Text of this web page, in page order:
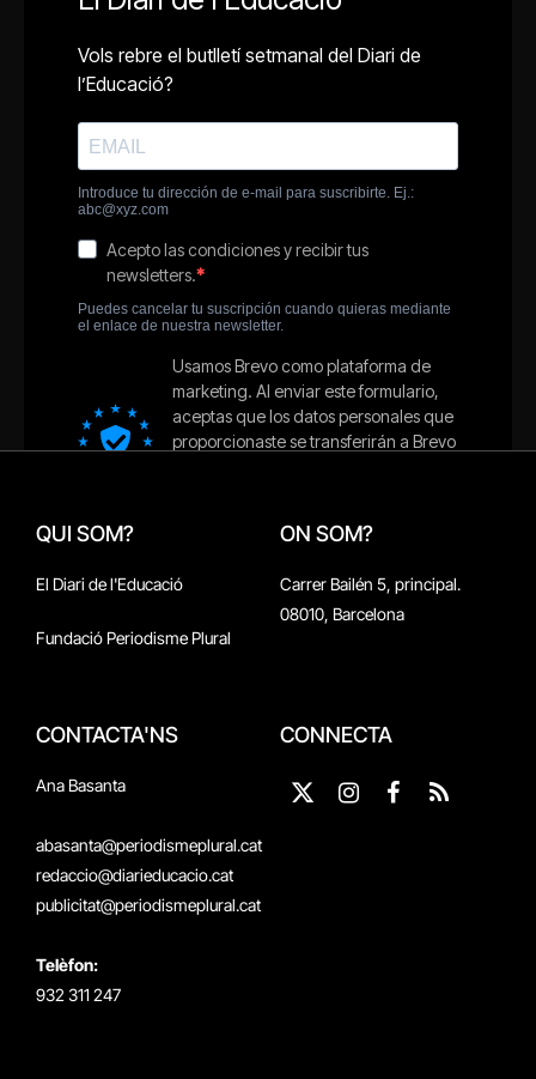
QUI SOM?
El Diari de l'Educació
Fundació Periodisme Plural
ON SOM?
Carrer Bailén 5, principal.
08010, Barcelona
CONTACTA'NS
Ana Basanta
abasanta@periodismeplural.cat
redaccio@diarieducacio.cat
publicitat@periodismeplural.cat
Telèfon:
932 311 247
CONNECTA
X
InstagramFacebook
RSS